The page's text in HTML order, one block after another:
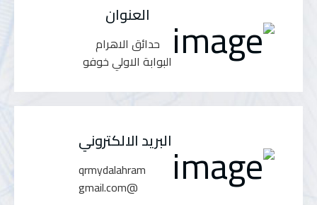
العنوان
حدائق الاهرام
البوابة الاولي خوفو
البريد الالكتروني
qrmydalahram
@gmail.com